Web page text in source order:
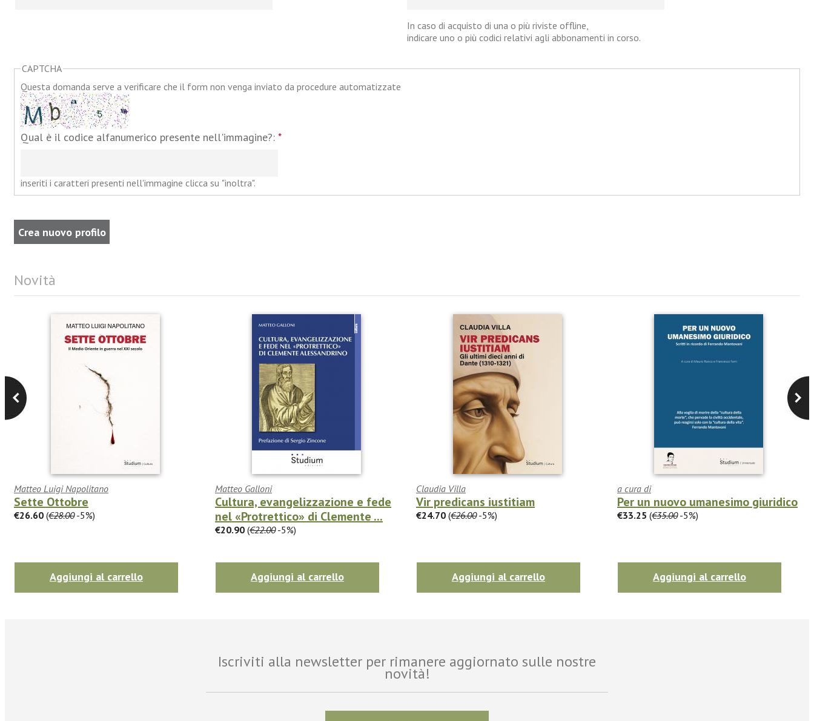
In caso di acquisto di una o più riviste offline,
indicare uno o più codici relativi agli abbonamenti in corso.
CAPTCHA
Questa domanda serve a verificare che il form non venga inviato da procedure automatizzate
Qual è il codice alfanumerico presente nell'immagine?: *
inseriti i caratteri presenti nell'immagine clicca su "inoltra".
Novità
Matteo Luigi Napolitano
Sette Ottobre
€26.60 (€28.00-5%)
Aggiungi al carrello
Matteo Galloni
Cultura, evangelizzazione e fede
nel «Protrettico» di Clemente ...
€20.90 (€22.00-5%)
Aggiungi al carrello
Claudia Villa
Vir predicans iustitiam
€24.70 (€26.00-5%)
Aggiungi al carrello
a cura di
Per un nuovo umanesimo giuridico
€33.25 (€35.00-5%)
Aggiungi al carrello
Iscriviti alla newsletter per rimanere aggiornato sulle nostre
novità!